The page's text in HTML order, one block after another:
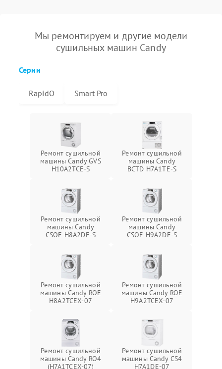
Мы ремонтируем и другие модели
сушильных машин Candy
Серии
RapidO Smart Pro
Ремонт сушильной
машины Candy GVS
H10A2TCE-S
Ремонт сушильной
машины Candy
BCTD H7A1TE-S
Ремонт сушильной
машины Candy
CSOE H8A2DE-S
Ремонт сушильной
машины Candy
CSOE H9A2DE-S
Ремонт сушильной
машины Candy ROE
H8A2TCEX-07
Ремонт сушильной
машины Candy ROE
H9A2TCEX-07
Ремонт сушильной
машины Candy RO4
(H7A1TCEX-07)
Ремонт сушильной
машины Candy CS4
H7A1DE-07